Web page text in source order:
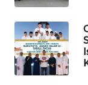
PERSONA
WAHANA
OTOMOTIF
WAHANA